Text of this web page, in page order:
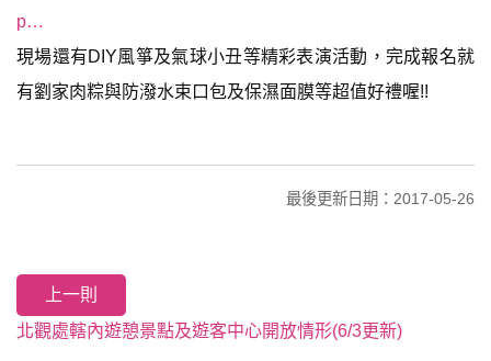
p…
現場還有DIY風箏及氣球小丑等精彩表演活動，完成報名就
有劉家肉粽與防潑水束口包及保濕面膜等超值好禮喔!!
最後更新日期：2017-05-26
上一則
北觀處轄內遊憩景點及遊客中心開放情形(6/3更新)